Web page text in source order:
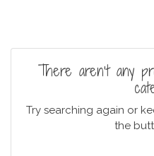
There aren't any
Try searching again or
the